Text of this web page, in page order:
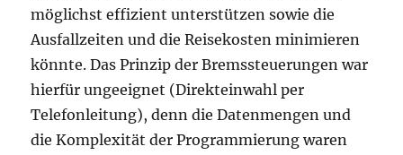
möglichst effizient unterstützen sowie die
Ausfallzeiten und die Reisekosten minimieren
könnte. Das Prinzip der Bremssteuerungen war
hierfür ungeeignet (Direkteinwahl per
Telefonleitung), denn die Datenmengen und
die Komplexität der Programmierung waren